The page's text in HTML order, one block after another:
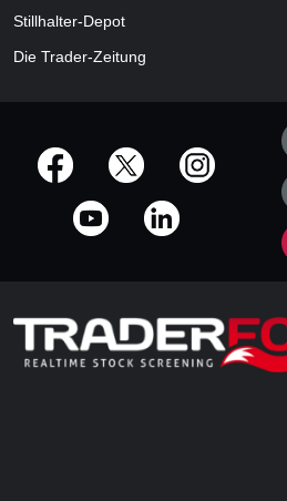
Stillhalter-Depot
Die Trader-Zeitung
offizielle Social Media-Accounts